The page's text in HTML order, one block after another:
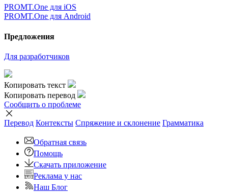
PROMT.One для iOS
PROMT.One для Android
Предложения
Для разработчиков
Копировать текст
Копировать перевод
Сообщить о проблеме
Перевод Контексты Спряжение и склонение Грамматика
Обратная связь
Помощь
Скачать приложение
Реклама у нас
Наш Блог